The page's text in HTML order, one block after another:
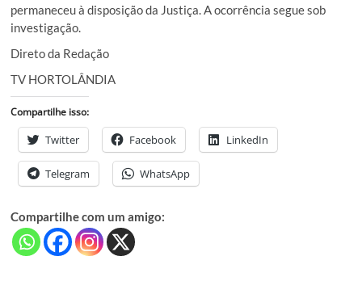
permaneceu à disposição da Justiça. A ocorrência segue sob
investigação.
Direto da Redação
TV HORTOLÂNDIA
Compartilhe isso:
Twitter Facebook LinkedIn
Telegram WhatsApp
Compartilhe com um amigo: